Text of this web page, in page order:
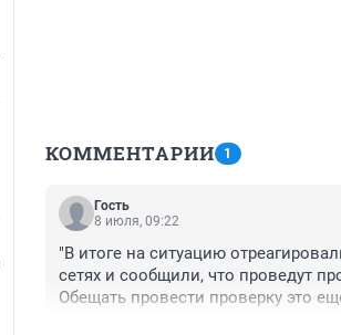
КОММЕНТАРИИ 1
Гость
8 июля, 09:22
"В итоге на ситуацию
сетях и сообщили, что проведут
Обещать провести проверку это